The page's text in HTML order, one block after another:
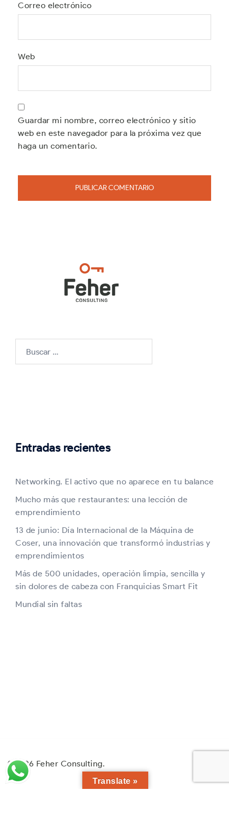
Correo electrónico
Web
Guardar mi nombre, correo electrónico y sitio
web en este navegador para la próxima vez que
haga un comentario.
Entradas recientes
Networking. El activo que no aparece en tu balance
Mucho más que restaurantes: una lección de
emprendimiento
13 de junio: Día Internacional de la Máquina de
Coser, una innovación que transformó industrias y
emprendimientos
Más de 500 unidades, operación limpia, sencilla y
sin dolores de cabeza con Franquicias Smart Fit
Mundial sin faltas
© 2026 Feher Consulting.
Translate »